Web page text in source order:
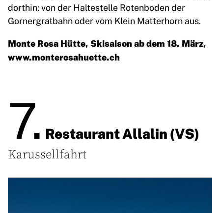
dorthin: von der Haltestelle Rotenboden der
Gornergratbahn oder vom Klein Matterhorn aus.
Monte Rosa Hütte, Skisaison ab dem 18. März,
www.monterosahuette.ch
7. Restaurant Allalin (VS)
Karussellfahrt